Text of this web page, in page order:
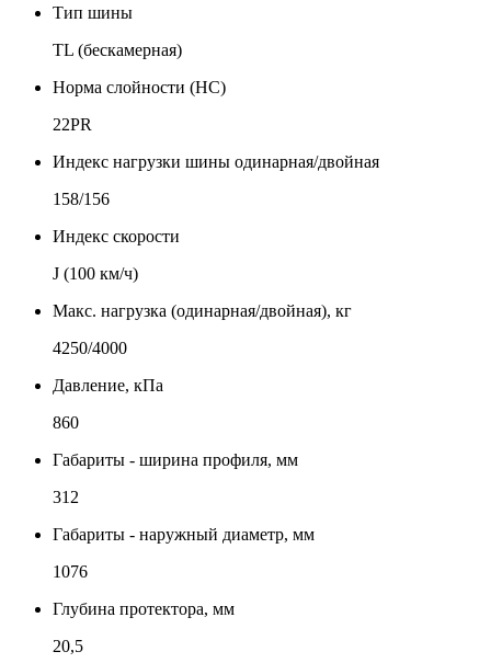
Тип шины
TL (бескамерная)
Норма слойности (НС)
22PR
Индекс нагрузки шины одинарная/двойная
158/156
Индекс скорости
J (100 км/ч)
Макс. нагрузка (одинарная/двойная), кг
4250/4000
Давление, кПа
860
Габариты - ширина профиля, мм
312
Габариты - наружный диаметр, мм
1076
Глубина протектора, мм
20,5